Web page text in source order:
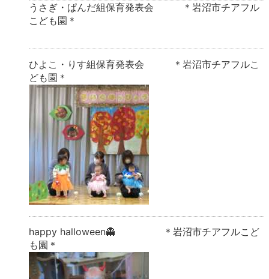
うさぎ・ぱんだ組保育発表会 ＊岩沼市チアフル
こども園＊
ひよこ・りす組保育発表会 ＊岩沼市チアフルこ
ども園＊
happy halloween👻 ＊岩沼市チアフルこど
も園＊